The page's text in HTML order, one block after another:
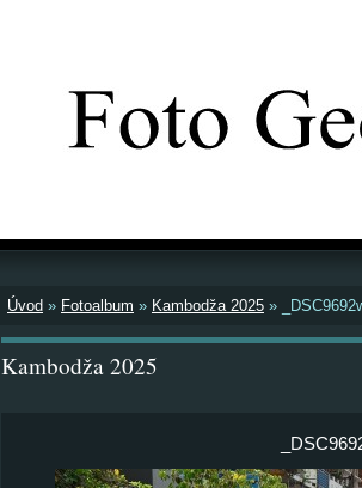
Úvod » Fotoalbum » Kambodža 2025 »
Kambodža 2025